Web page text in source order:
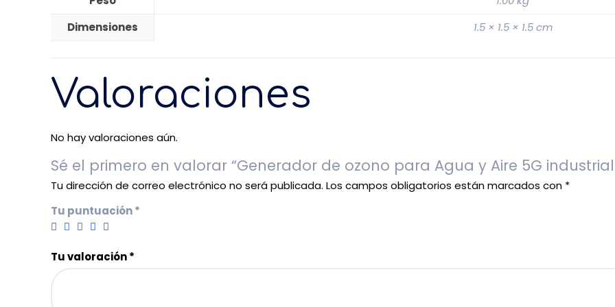
Dimensiones
1.5 × 1.5 × 1.5 cm
Valoraciones
No hay valoraciones aún.
Sé el primero en valorar “Generador de ozono para Agua y Aire 5G
Tu dirección de correo electrónico no será publicada. Los campos obligatorios están marcados con *
Tu puntuación*
Tu valoración*